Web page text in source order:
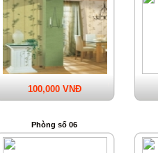
100,000 VNĐ
Phòng số 06